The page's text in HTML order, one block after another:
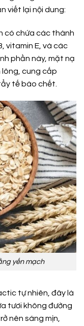
viết lại nội dung:
có chứa các thành
vitamin E, và các
phần này, mặt nạ
lông, cung cấp
tế bào chết.
yến mạch
tự nhiên, đây là
tươi không đường
nên sáng mịn,